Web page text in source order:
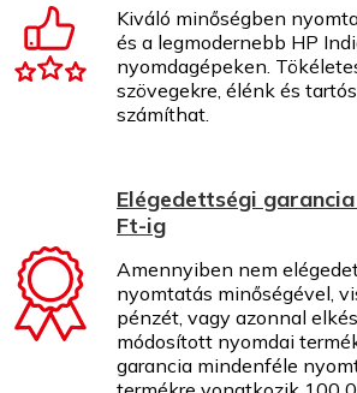
Kiváló minőségben
és a legmodernebb HP
nyomdagépeken.
szövegekre, élénk és
számíthat.
Elégedettségi
Ft-ig
Amennyiben nem
nyomtatás minőségével,
pénzét, vagy azonnal
módosított nyomdai
garancia mindenféle